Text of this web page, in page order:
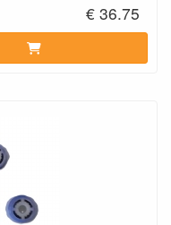
€ 36.75